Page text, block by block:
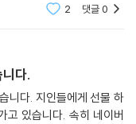
의 온상
2 댓글0
매했습니다.
니다. 지인들에게 선물 하
고 있습니다. 속히 네이버